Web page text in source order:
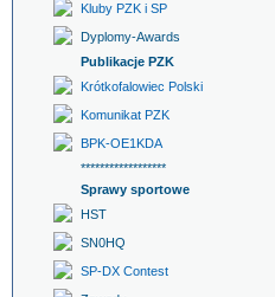
Kluby PZK i SP
Dyplomy-Awards
Publikacje PZK
Krótkofalowiec Polski
Komunikat PZK
BPK-OE1KDA
******************
Sprawy sportowe
HST
SN0HQ
SP-DX Contest